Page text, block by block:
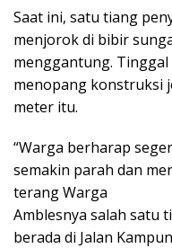
Saat ini, satu tiang
menjorok di bibir
menggantung.
menopang konstruksi
meter itu.
“Warga berharap
semakin parah dan
terang Warga
Amblesnya salah satu
berada di Jalan